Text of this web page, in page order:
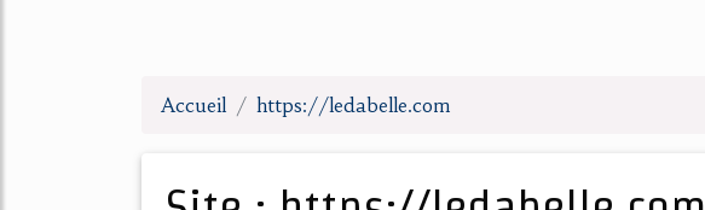
Accueil https://ledabelle.com